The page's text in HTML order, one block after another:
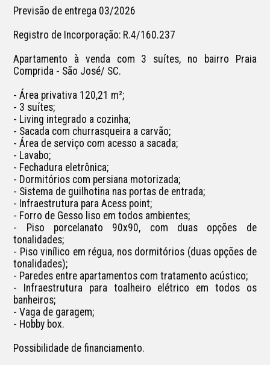
Previsão de entrega 03/2026
Registro de Incorporação: R.4/160.237
Apartamento à venda com 3 suítes, no bairro Praia
Comprida - São José/ SC.
- Área privativa 120,21 m²;
- 3 suítes;
- Living integrado a cozinha;
- Sacada com churrasqueira a carvão;
- Área de serviço com acesso a sacada;
- Lavabo;
- Fechadura eletrônica;
- Dormitórios com persiana motorizada;
- Sistema de guilhotina nas portas de entrada;
- Infraestrutura para Acess point;
- Forro de Gesso liso em todos ambientes;
- Piso porcelanato 90x90, com duas opções de
tonalidades;
- Piso vinílico em régua, nos dormitórios (duas opções de
tonalidades);
- Paredes entre apartamentos com tratamento acústico;
- Infraestrutura para toalheiro elétrico em todos os
banheiros;
- Vaga de garagem;
- Hobby box.
Possibilidade de financiamento.